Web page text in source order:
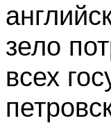
зело
всех